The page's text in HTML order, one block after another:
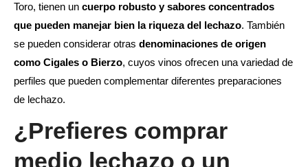
Toro, tienen un cuerpo robusto y sabores concentrados
que pueden manejar bien la riqueza del lechazo. También
se pueden considerar otras denominaciones de origen
como Cigales o Bierzo, cuyos vinos ofrecen una variedad de
perfiles que pueden complementar diferentes preparaciones
de lechazo.
¿Prefieres comprar
medio lechazo o un